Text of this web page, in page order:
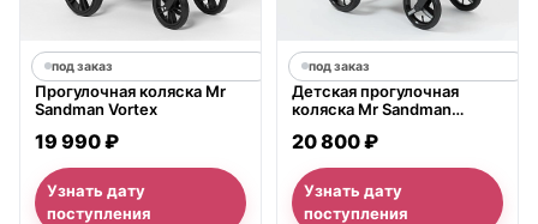
под заказ
Прогулочная коляска Mr
Sandman Vortex
19 990 ₽
Узнать дату
поступления
под заказ
Детская прогулочная
коляска Mr Sandman
20 800 ₽
Узнать дату
поступления